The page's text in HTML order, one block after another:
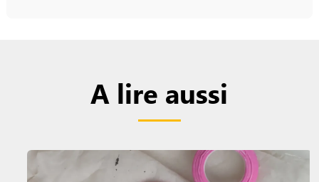
A lire aussi